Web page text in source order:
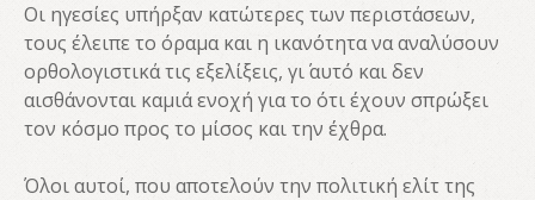
Οι ηγεσίες υπήρξαν κατώτερες των περιστάσεων,
τους έλειπε το όραμα και η ικανότητα να αναλύσουν
ορθολογιστικά τις εξελίξεις, γι΄ αυτό και δεν
αισθάνονται καμιά ενοχή για το ότι έχουν σπρώξει
τον κόσμο προς το μίσος και την έχθρα.
Όλοι αυτοί, που αποτελούν την πολιτική ελίτ της